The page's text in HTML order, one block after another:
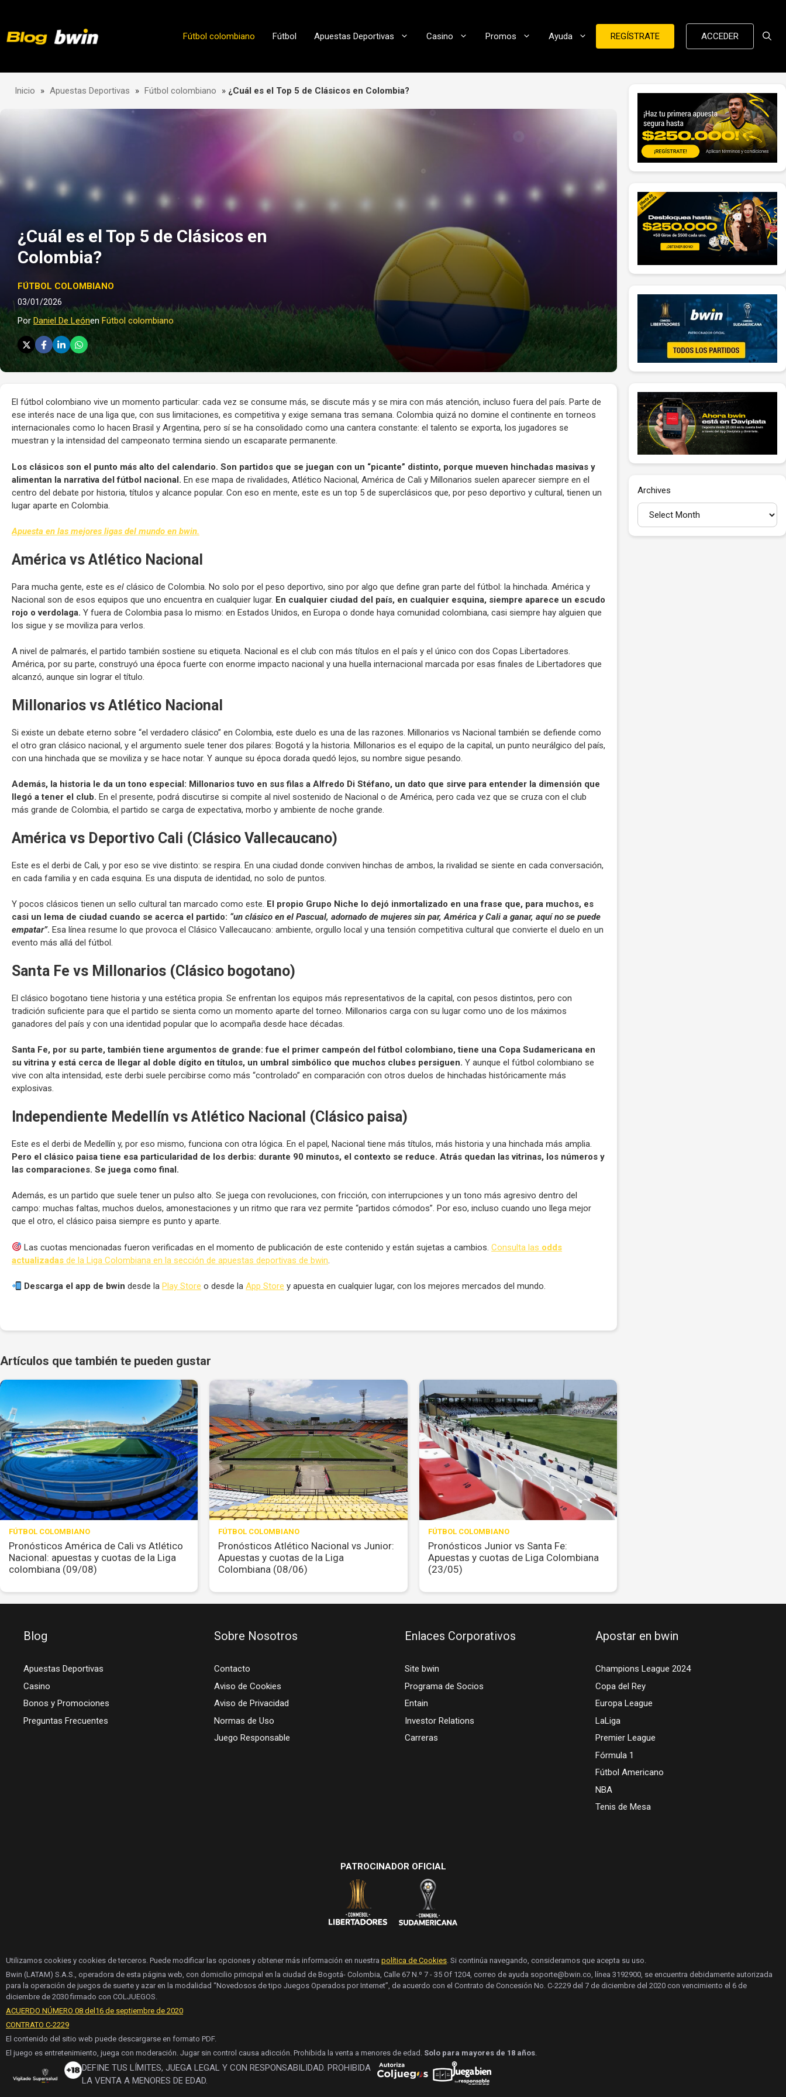
content
Fútbol colombiano Fútbol Apuestas Deportivas Casino Promos Ayuda REGÍSTRATE ACCEDER
Inicio » Apuestas Deportivas » Fútbol colombiano » ¿Cuál es el Top 5 de Clásicos en Colombia?
¿Cuál es el Top 5 de Clásicos en
Colombia?
FÚTBOL COLOMBIANO
03/01/2026
Por Daniel De Leónen Fútbol colombiano
El fútbol colombiano vive un momento particular: cada vez se consume más, se discute más y se mira con más atención, incluso fuera del país. Parte de
ese interés nace de una liga que, con sus limitaciones, es competitiva y exige semana tras semana. Colombia quizá no domine el continente en torneos
internacionales como lo hacen Brasil y Argentina, pero sí se ha consolidado como una cantera constante: el talento se exporta, los jugadores se
muestran y la intensidad del campeonato termina siendo un escaparate permanente.
Los clásicos son el punto más alto del calendario. Son partidos que se juegan con un “picante” distinto, porque mueven hinchadas masivas y
alimentan la narrativa del fútbol nacional. En ese mapa de rivalidades, Atlético Nacional, América de Cali y Millonarios suelen aparecer siempre en el
centro del debate por historia, títulos y alcance popular. Con eso en mente, este es un top 5 de superclásicos que, por peso deportivo y cultural, tienen un
lugar aparte en Colombia.
Apuesta en las mejores ligas del mundo en bwin.
América vs Atlético Nacional
Para mucha gente, este es el clásico de Colombia. No solo por el peso deportivo, sino por algo que define gran parte del fútbol: la hinchada. América y
Nacional son de esos equipos que uno encuentra en cualquier lugar. En cualquier ciudad del país, en cualquier esquina, siempre aparece un escudo
rojo o verdolaga. Y fuera de Colombia pasa lo mismo: en Estados Unidos, en Europa o donde haya comunidad colombiana, casi siempre hay alguien que
los sigue y se moviliza para verlos.
A nivel de palmarés, el partido también sostiene su etiqueta. Nacional es el club con más títulos en el país y el único con dos Copas Libertadores.
América, por su parte, construyó una época fuerte con enorme impacto nacional y una huella internacional marcada por esas finales de Libertadores que
alcanzó, aunque sin lograr el título.
Millonarios vs Atlético Nacional
Si existe un debate eterno sobre “el verdadero clásico” en Colombia, este duelo es una de las razones. Millonarios vs Nacional también se defiende como
el otro gran clásico nacional, y el argumento suele tener dos pilares: Bogotá y la historia. Millonarios es el equipo de la capital, un punto neurálgico del país,
con una hinchada que se moviliza y se hace notar. Y aunque su época dorada quedó lejos, su nombre sigue pesando.
Además, la historia le da un tono especial: Millonarios tuvo en sus filas a Alfredo Di Stéfano, un dato que sirve para entender la dimensión que
llegó a tener el club. En el presente, podrá discutirse si compite al nivel sostenido de Nacional o de América, pero cada vez que se cruza con el club
más grande de Colombia, el partido se carga de expectativa, morbo y ambiente de noche grande.
América vs Deportivo Cali (Clásico Vallecaucano)
Este es el derbi de Cali, y por eso se vive distinto: se respira. En una ciudad donde conviven hinchas de ambos, la rivalidad se siente en cada conversación,
en cada familia y en cada esquina. Es una disputa de identidad, no solo de puntos.
Y pocos clásicos tienen un sello cultural tan marcado como este. El propio Grupo Niche lo dejó inmortalizado en una frase que, para muchos, es
casi un lema de ciudad cuando se acerca el partido: “un clásico en el Pascual, adornado de mujeres sin par, América y Cali a ganar, aquí no se puede
empatar”. Esa línea resume lo que provoca el Clásico Vallecaucano: ambiente, orgullo local y una tensión competitiva cultural que convierte el duelo en un
evento más allá del fútbol.
Santa Fe vs Millonarios (Clásico bogotano)
El clásico bogotano tiene historia y una estética propia. Se enfrentan los equipos más representativos de la capital, con pesos distintos, pero con
tradición suficiente para que el partido se sienta como un momento aparte del torneo. Millonarios carga con su lugar como uno de los máximos
ganadores del país y con una identidad popular que lo acompaña desde hace décadas.
Santa Fe, por su parte, también tiene argumentos de grande: fue el primer campeón del fútbol colombiano, tiene una Copa Sudamericana en
su vitrina y está cerca de llegar al doble dígito en títulos, un umbral simbólico que muchos clubes persiguen. Y aunque el fútbol colombiano se
vive con alta intensidad, este derbi suele percibirse como más “controlado” en comparación con otros duelos de hinchadas históricamente más
explosivas.
Independiente Medellín vs Atlético Nacional (Clásico paisa)
Este es el derbi de Medellín y, por eso mismo, funciona con otra lógica. En el papel, Nacional tiene más títulos, más historia y una hinchada más amplia.
Pero el clásico paisa tiene esa particularidad de los derbis: durante 90 minutos, el contexto se reduce. Atrás quedan las vitrinas, los números y
las comparaciones. Se juega como final.
Además, es un partido que suele tener un pulso alto. Se juega con revoluciones, con fricción, con interrupciones y un tono más agresivo dentro del
campo: muchas faltas, muchos duelos, amonestaciones y un ritmo que rara vez permite “partidos cómodos”. Por eso, incluso cuando uno llega mejor
que el otro, el clásico paisa siempre es punto y aparte.
Las cuotas mencionadas fueron verificadas en el momento de publicación de este contenido y están sujetas a cambios.Consulta las odds
actualizadas de la Liga Colombiana en la sección de apuestas deportivas de bwin
Descarga el app de bwin desde laPlay Store o desde laApp Store y apuesta en cualquier lugar, con los mejores mercados del mundo.
Artículos que también te pueden gustar
FÚTBOL COLOMBIANO
Pronósticos América de Cali vs Atlético
Nacional: apuestas y cuotas de la Liga
colombiana (09/08)
FÚTBOL COLOMBIANO
Pronósticos Atlético Nacional vs Junior:
Apuestas y cuotas de la Liga
Colombiana (08/06)
FÚTBOL COLOMBIANO
Pronósticos Junior vs Santa Fe:
Apuestas y cuotas de Liga Colombiana
(23/05)
Archives
Blog
Apuestas Deportivas
Casino
Bonos y Promociones
Preguntas Frecuentes
Sobre Nosotros
Contacto
Aviso de Cookies
Aviso de Privacidad
Normas de Uso
Juego Responsable
Enlaces Corporativos
Site bwin
Programa de Socios
Entain
Investor Relations
Carreras
Apostar en bwin
Champions League 2024
Copa del Rey
Europa League
LaLiga
Premier League
Fórmula 1
Fútbol Americano
NBA
Tenis de Mesa
PATROCINADOR OFICIAL
Utilizamos cookies y cookies de terceros. Puede modificar las opciones y obtener más información en nuestra política de Cookies. Si continúa navegando, consideramos que acepta su uso.
Bwin (LATAM) S.A.S., operadora de esta página web, con domicilio principal en la ciudad de Bogotá- Colombia, Calle 67 N.º 7 - 35 Of 1204, correo de ayuda soporte@bwin.co, línea 3192900, se encuentra debidamente autorizada
para la operación de juegos de suerte y azar en la modalidad “Novedosos de tipo Juegos Operados por Internet”, de acuerdo con el Contrato de Concesión No. C-2229 del 7 de diciembre del 2020 con vencimiento el 6 de
diciembre de 2030 firmado con COLJUEGOS.
ACUERDO NÚMERO 08 del16 de septiembre de 2020
CONTRATO C-2229
El contenido del sitio web puede descargarse en formato PDF.
El juego es entretenimiento, juega con moderación. Jugar sin control causa adicción. Prohibida la venta a menores de edad. Solo para mayores de 18 años.
DEFINE TUS LÍMITES, JUEGA LEGAL Y CON RESPONSABILIDAD. PROHIBIDA
LA VENTA A MENORES DE EDAD.